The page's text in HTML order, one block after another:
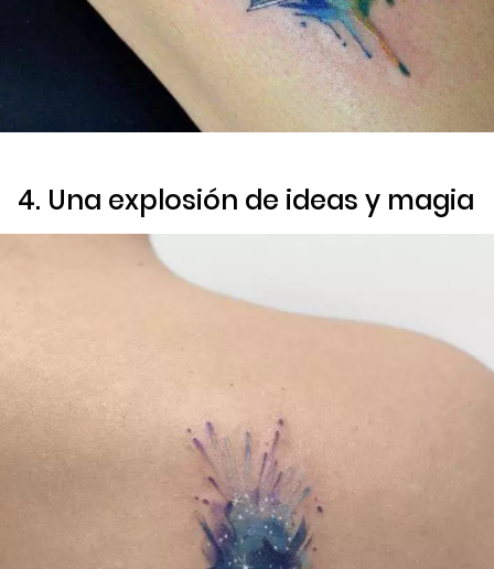
4. Una explosión de ideas y magia